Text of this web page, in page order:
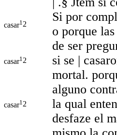
casar1 2
Si por
o porque
casar1 2
de ser
si se |
mortal.
casar1 2
alguno
la qual
desfaze el